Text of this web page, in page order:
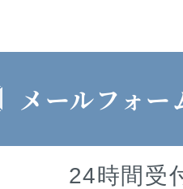
メールフォー
24時間受